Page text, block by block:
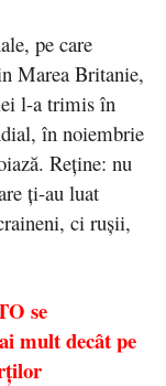
pe care
Marea Britanie,
l-a trimis în
în noiembrie
Reține: nu
ți-au luat
ci rușii,
se
mult decât pe